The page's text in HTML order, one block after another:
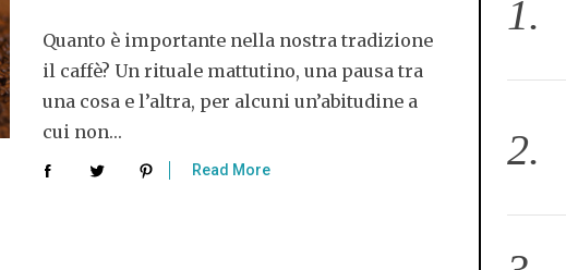
Quanto è importante nella nostra tradizione
il caffè? Un rituale mattutino, una pausa tra
una cosa e l’altra, per alcuni un’abitudine a
cui non…
Read More